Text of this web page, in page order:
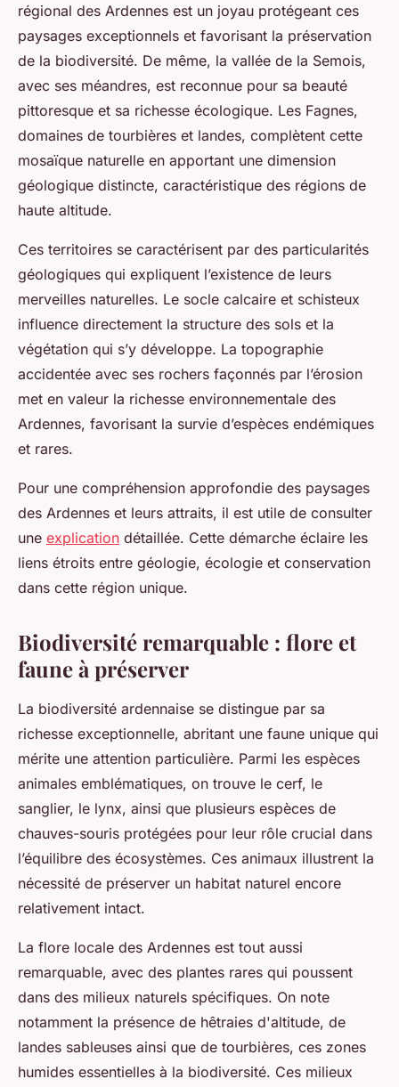
régional des Ardennes est un joyau protégeant ces
paysages exceptionnels et favorisant la préservation
de la biodiversité. De même, la vallée de la Semois,
avec ses méandres, est reconnue pour sa beauté
pittoresque et sa richesse écologique. Les Fagnes,
domaines de tourbières et landes, complètent cette
mosaïque naturelle en apportant une dimension
géologique distincte, caractéristique des régions de
haute altitude.
Ces territoires se caractérisent par des particularités
géologiques qui expliquent l’existence de leurs
merveilles naturelles. Le socle calcaire et schisteux
influence directement la structure des sols et la
végétation qui s’y développe. La topographie
accidentée avec ses rochers façonnés par l’érosion
met en valeur la richesse environnementale des
Ardennes, favorisant la survie d’espèces endémiques
et rares.
Pour une compréhension approfondie des paysages
des Ardennes et leurs attraits, il est utile de consulter
une explication détaillée. Cette démarche éclaire les
liens étroits entre géologie, écologie et conservation
dans cette région unique.
Biodiversité remarquable : flore et
faune à préserver
La biodiversité ardennaise se distingue par sa
richesse exceptionnelle, abritant une faune unique qui
mérite une attention particulière. Parmi les espèces
animales emblématiques, on trouve le cerf, le
sanglier, le lynx, ainsi que plusieurs espèces de
chauves-souris protégées pour leur rôle crucial dans
l’équilibre des écosystèmes. Ces animaux illustrent la
nécessité de préserver un habitat naturel encore
relativement intact.
La flore locale des Ardennes est tout aussi
remarquable, avec des plantes rares qui poussent
dans des milieux naturels spécifiques. On note
notamment la présence de hêtraies d'altitude, de
landes sableuses ainsi que de tourbières, ces zones
humides essentielles à la biodiversité. Ces milieux